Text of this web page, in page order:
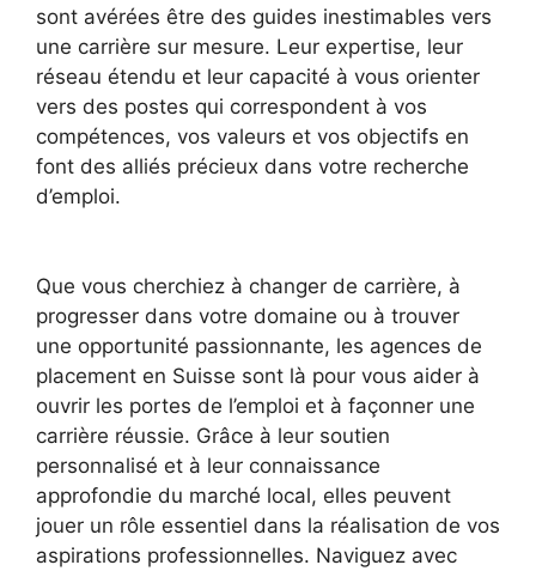
sont avérées être des guides inestimables vers
une carrière sur mesure. Leur expertise, leur
réseau étendu et leur capacité à vous orienter
vers des postes qui correspondent à vos
compétences, vos valeurs et vos objectifs en
font des alliés précieux dans votre recherche
d’emploi.
Que vous cherchiez à changer de carrière, à
progresser dans votre domaine ou à trouver
une opportunité passionnante, les agences de
placement en Suisse sont là pour vous aider à
ouvrir les portes de l’emploi et à façonner une
carrière réussie. Grâce à leur soutien
personnalisé et à leur connaissance
approfondie du marché local, elles peuvent
jouer un rôle essentiel dans la réalisation de vos
aspirations professionnelles. Naviguez avec